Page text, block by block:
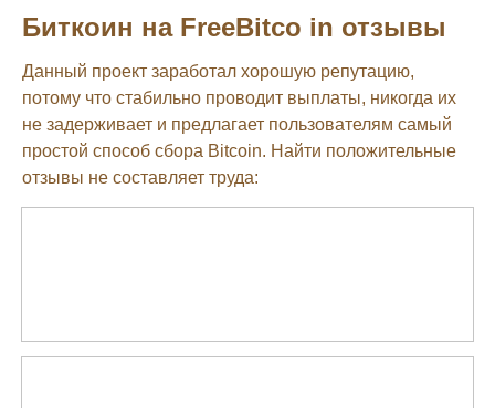
Биткоин на FreeBitco in отзывы
Данный проект заработал хорошую репутацию,
потому что стабильно проводит выплаты, никогда их
не задерживает и предлагает пользователям самый
простой способ сбора Bitcoin. Найти положительные
отзывы не составляет труда: